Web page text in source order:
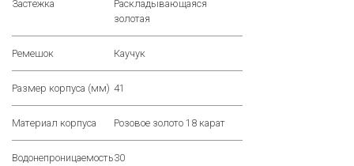
Застежка
Раскладывающаяся
золотая
Ремешок Каучук
Размер корпуса (мм) 41
Материал корпуса Розовое золото 18 карат
Водонепроницаемость30